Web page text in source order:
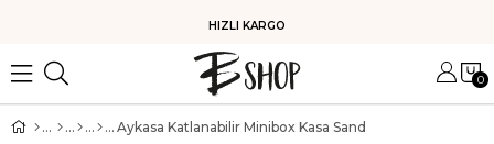
HIZLI KARGO
0
Aykasa Katlanabilir Minibox Kasa Sand